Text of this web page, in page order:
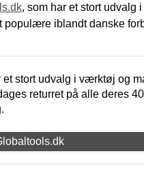
, som har et stort udvalg
populære iblandt danske
stort udvalg i værktøj og
returret på alle deres